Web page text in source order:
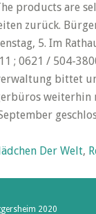
products are
zurück.
5. Im
; 0621 / 504-
bittet
Der Welt,
2020